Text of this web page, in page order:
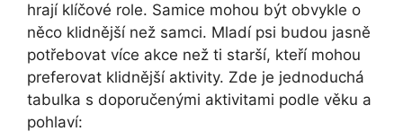
hrají klíčové role. Samice mohou být obvykle o
něco klidnější než samci. Mladí psi budou jasně
potřebovat více akce než ti starší, kteří mohou
preferovat klidnější aktivity. Zde je jednoduchá
tabulka s doporučenými aktivitami podle věku a
pohlaví: